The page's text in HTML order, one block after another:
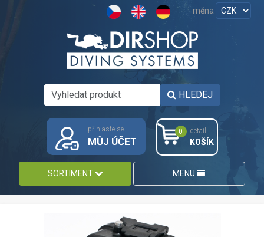
měna
HLEDEJ
přihlaste se
MŮJ ÚČET
0 detail
KOŠÍK
SORTIMENT MENU